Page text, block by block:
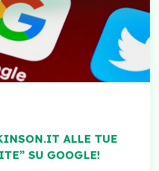
ALLE TUE
SU GOOGLE!